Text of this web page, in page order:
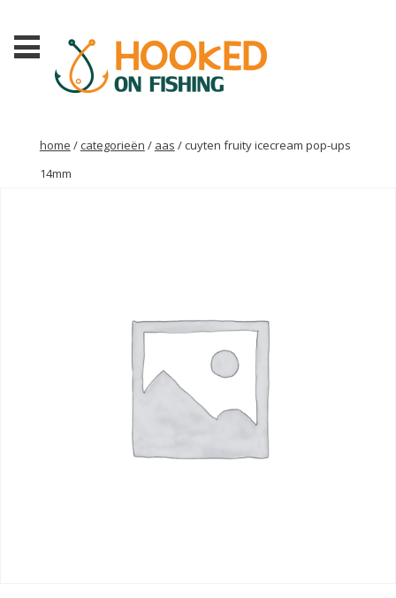
home / categorieën / aas / cuyten fruity icecream pop-ups
14mm